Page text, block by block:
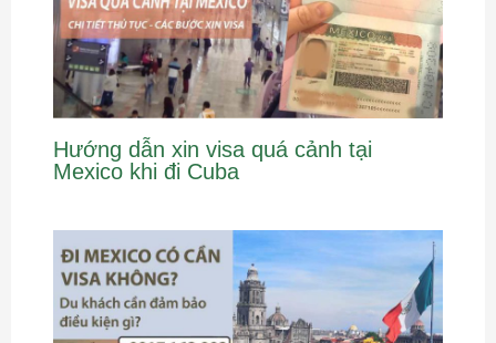
Hướng dẫn xin visa quá cảnh tại
Mexico khi đi Cuba